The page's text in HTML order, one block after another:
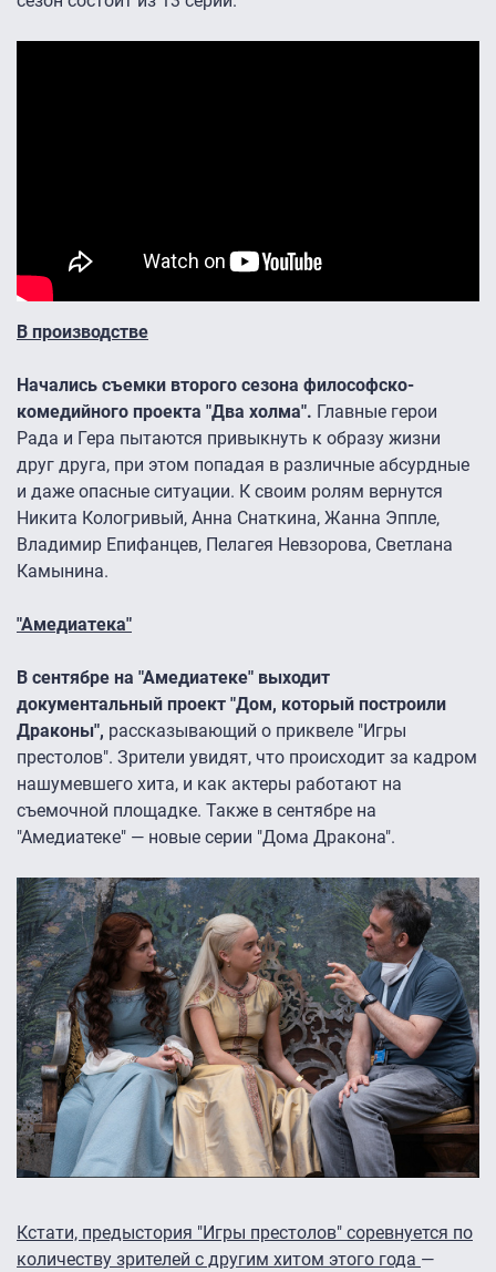
В производстве
Начались съемки второго сезона философско-
комедийного проекта "Два холма". Главные герои
Рада и Гера пытаются привыкнуть к образу жизни
друг друга, при этом попадая в различные абсурдные
и даже опасные ситуации. К своим ролям вернутся
Никита Кологривый, Анна Снаткина, Жанна Эппле,
Владимир Епифанцев, Пелагея Невзорова, Светлана
Камынина.
"Амедиатека"
В сентябре на "Амедиатеке" выходит
документальный проект "Дом, который построили
Драконы", рассказывающий о приквеле "Игры
престолов". Зрители увидят, что происходит за кадром
нашумевшего хита, и как актеры работают на
съемочной площадке. Также в сентябре на
"Амедиатеке" — новые серии "Дома Дракона".
Кстати, предыстория "Игры престолов" соревнуется по
количеству зрителей с другим хитом этого года —